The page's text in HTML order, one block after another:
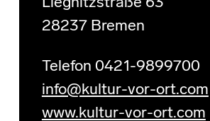
28237 Bremen
Telefon 0421-9899700
info@kultur-vor-ort.com
www.kultur-vor-ort.com